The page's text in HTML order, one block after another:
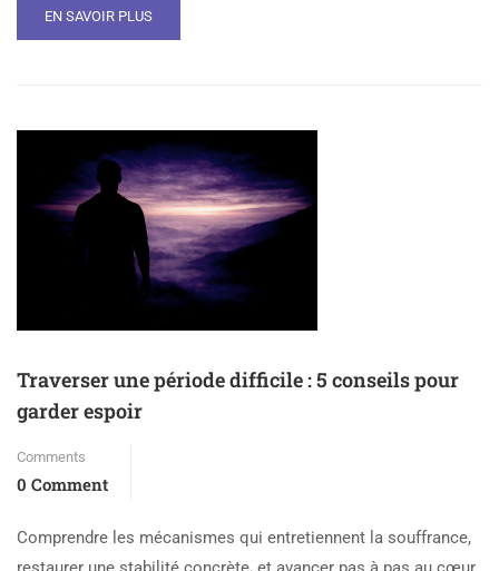
EN SAVOIR PLUS
Traverser une période difficile : 5 conseils pour
garder espoir
Comments
0 Comment
Comprendre les mécanismes qui entretiennent la souffrance,